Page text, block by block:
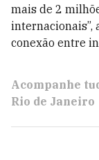
mais de 2
internacionais”,
conexão entre
Acompanhe
Rio de Janeiro